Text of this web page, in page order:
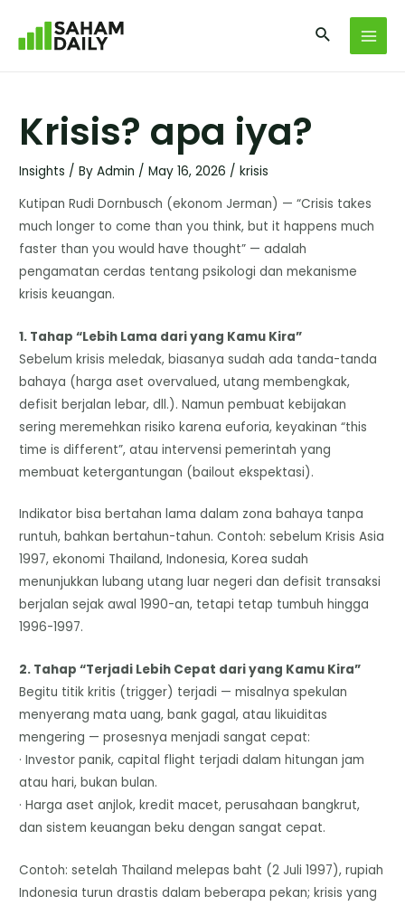
Krisis? apa iya?
Insights / ByAdmin /May 16, 2026 /krisis
Kutipan Rudi Dornbusch (ekonom Jerman) — “Crisis takes
much longer to come than you think, but it happens much
faster than you would have thought” — adalah
pengamatan cerdas tentang psikologi dan mekanisme
krisis keuangan.
1. Tahap “Lebih Lama dari yang Kamu Kira”
Sebelum krisis meledak, biasanya sudah ada tanda-tanda
bahaya (harga aset overvalued, utang membengkak,
defisit berjalan lebar, dll.). Namun pembuat kebijakan
sering meremehkan risiko karena euforia, keyakinan “this
time is different”, atau intervensi pemerintah yang
membuat ketergantungan (bailout ekspektasi).
Indikator bisa bertahan lama dalam zona bahaya tanpa
runtuh, bahkan bertahun-tahun. Contoh: sebelum Krisis Asia
1997, ekonomi Thailand, Indonesia, Korea sudah
menunjukkan lubang utang luar negeri dan defisit transaksi
berjalan sejak awal 1990-an, tetapi tetap tumbuh hingga
1996-1997.
2. Tahap “Terjadi Lebih Cepat dari yang Kamu Kira”
Begitu titik kritis (trigger) terjadi — misalnya spekulan
menyerang mata uang, bank gagal, atau likuiditas
mengering — prosesnya menjadi sangat cepat:
· Investor panik, capital flight terjadi dalam hitungan jam
atau hari, bukan bulan.
· Harga aset anjlok, kredit macet, perusahaan bangkrut,
dan sistem keuangan beku dengan sangat cepat.
Contoh: setelah Thailand melepas baht (2 Juli 1997), rupiah
Indonesia turun drastis dalam beberapa pekan; krisis yang